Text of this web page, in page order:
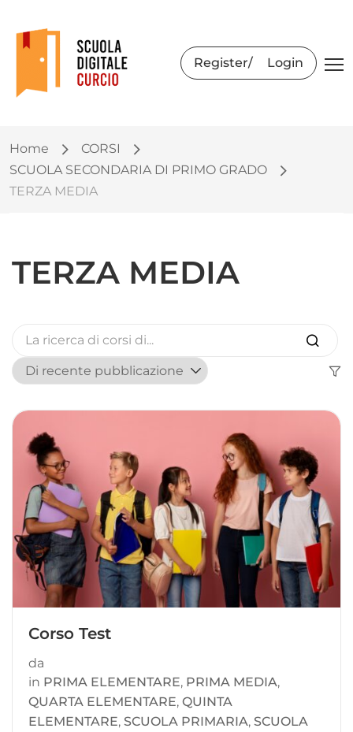
Register Login
Home
CORSI
SCUOLA SECONDARIA DI PRIMO GRADO
TERZA MEDIA
TERZA MEDIA
Corso Test
da
in PRIMA ELEMENTARE, PRIMA MEDIA,
QUARTA ELEMENTARE, QUINTA
ELEMENTARE, SCUOLA PRIMARIA, SCUOLA